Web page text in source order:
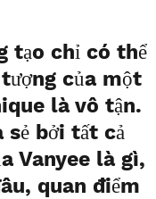
tạo chỉ có thể
của một
là vô tận.
bởi tất cả
Vanyee là gì,
quan điểm